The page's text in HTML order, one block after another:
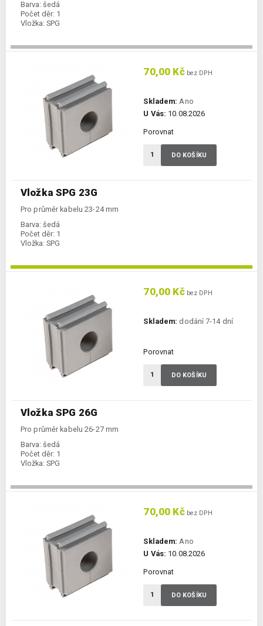
Barva: šedá
Počet děr: 1
Vložka: SPG
Vložka SPG 23G
Pro průměr kabelu 23-24 mm
Barva: šedá
Počet děr: 1
Vložka: SPG
70,00 Kčbez DPH
Skladem: Ano
U Vás: 10.08.2026
Porovnat
DO KOŠÍKU
Vložka SPG 26G
Pro průměr kabelu 26-27 mm
Barva: šedá
Počet děr: 1
Vložka: SPG
70,00 Kčbez DPH
Skladem: dodání 7-14 dní
Porovnat
DO KOŠÍKU
70,00 Kčbez DPH
Skladem: Ano
U Vás: 10.08.2026
Porovnat
DO KOŠÍKU